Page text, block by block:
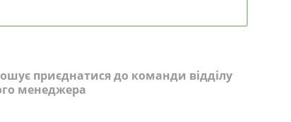
приєднатися до команди відділу
менеджера